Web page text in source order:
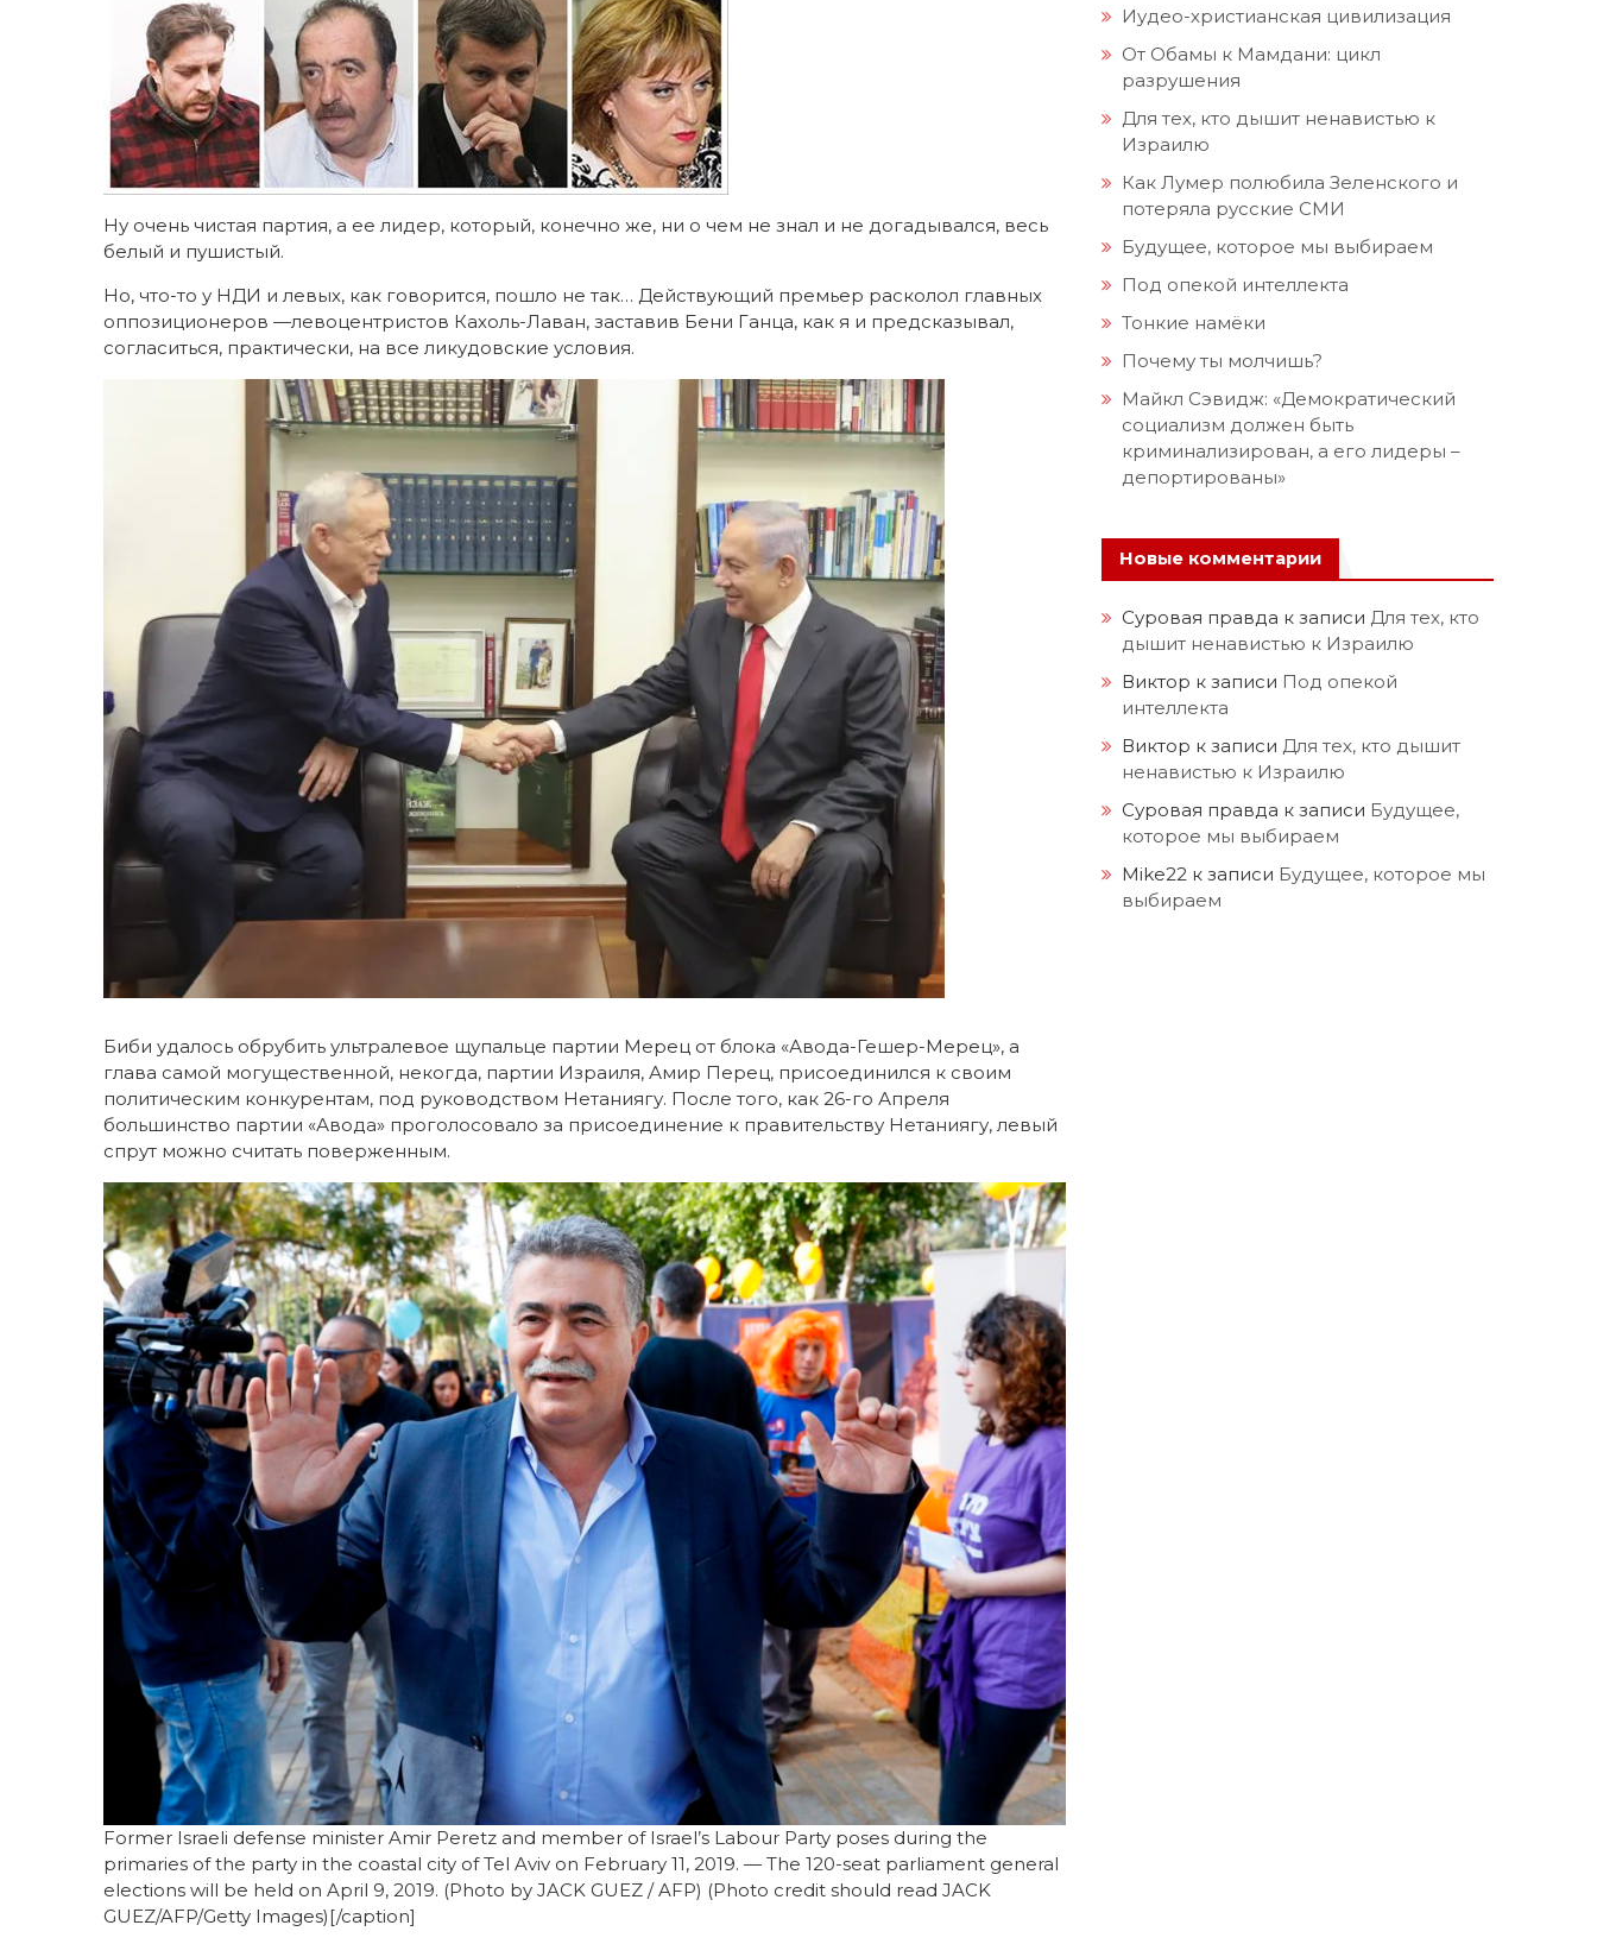
Ну очень чистая партия, а ее лидер, который, конечно же, ни о чем не знал и не догадывался, весь
белый и пушистый.
Но, что-то у НДИ и левых, как говорится, пошло не так… Действующий премьер расколол главных
оппозиционеров —левоцентристов Кахоль-Лаван, заставив Бени Ганца, как я и предсказывал,
согласиться, практически, на все ликудовские условия.
Биби удалось обрубить ультралевое щупальце партии Мерец от блока «Авода-Гешер-Мерец», а
глава самой могущественной, некогда, партии Израиля, Амир Перец, присоединился к своим
политическим конкурентам, под руководством Нетаниягу. После того, как 26-го Апреля
большинство партии «Авода» проголосовало за присоединение к правительству Нетаниягу, левый
спрут можно считать поверженным.
Former Israeli defense minister Amir Peretz and member of Israel’s Labour Party poses during the
primaries of the party in the coastal city of Tel Aviv on February 11, 2019. — The 120-seat parliament general
elections will be held on April 9, 2019. (Photo by JACK GUEZ / AFP) (Photo credit should read JACK
GUEZ/AFP/Getty Images)[/caption]
Иудео-христианская цивилизация
От Обамы к Мамдани: цикл
разрушения
Для тех, кто дышит ненавистью к
Израилю
Как Лумер полюбила Зеленского и
потеряла русские СМИ
Будущее, которое мы выбираем
Под опекой интеллекта
Тонкие намёки
Почему ты молчишь?
Майкл Сэвидж: «Демократический
социализм должен быть
криминализирован, а его лидеры –
депортированы»
Новые комментарии
Суровая правда к записи Для тех, кто
дышит ненавистью к Израилю
Виктор к записи Под опекой
интеллекта
Виктор к записи Для тех, кто дышит
ненавистью к Израилю
Суровая правда к записи Будущее,
которое мы выбираем
Mike22 к записи Будущее, которое мы
выбираем